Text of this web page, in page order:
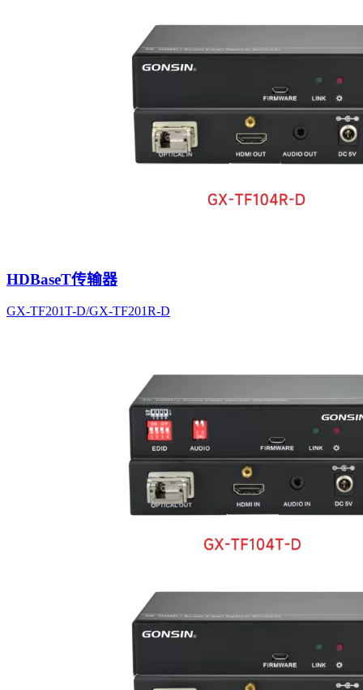
HDBaseT传输器
GX-TF201T-D/GX-TF201R-D